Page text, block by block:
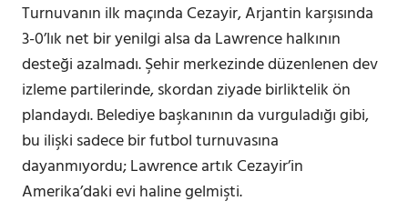
Turnuvanın ilk maçında Cezayir, Arjantin karşısında
3-0’lık net bir yenilgi alsa da Lawrence halkının
desteği azalmadı. Şehir merkezinde düzenlenen dev
izleme partilerinde, skordan ziyade birliktelik ön
plandaydı. Belediye başkanının da vurguladığı gibi,
bu ilişki sadece bir futbol turnuvasına
dayanmıyordu; Lawrence artık Cezayir’in
Amerika’daki evi haline gelmişti.